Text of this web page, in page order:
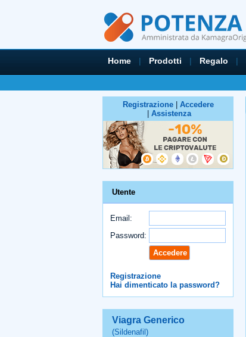
Home | Prodotti | Regalo |
Registrazione| Accedere
Assistenza
Utente
Email:
Password:
Registrazione
Hai dimenticato la password?
Viagra Generico
(Sildenafil)